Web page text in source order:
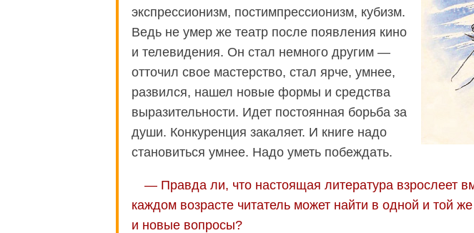
экспрессионизм, постимпрессионизм, кубизм.
Ведь не умер же театр после появления кино
и телевидения. Он стал немного другим —
отточил свое мастерство, стал ярче, умнее,
развился, нашел новые формы и средства
выразительности. Идет постоянная борьба за
души. Конкуренция закаляет. И книге надо
становиться умнее. Надо уметь побеждать.
— Правда ли, что настоящая литература взрослеет
каждом возрасте читатель может найти в одной и той
и новые вопросы?